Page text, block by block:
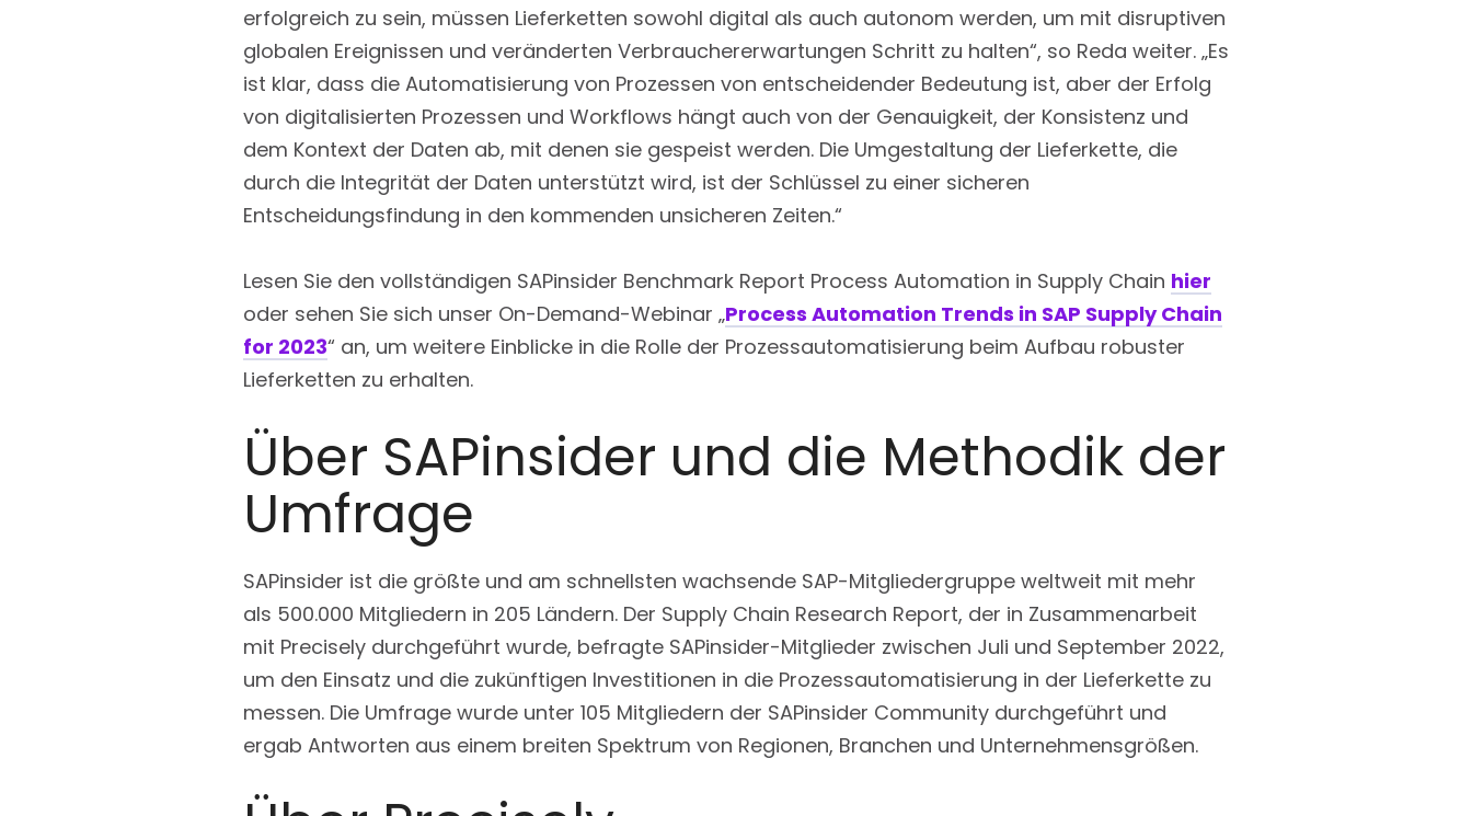
erfolgreich zu sein, müssen Lieferketten sowohl digital als auch autonom werden, um mit disruptiven
globalen Ereignissen und veränderten Verbrauchererwartungen Schritt zu halten“, so Reda weiter. „Es
ist klar, dass die Automatisierung von Prozessen von entscheidender Bedeutung ist, aber der Erfolg
von digitalisierten Prozessen und Workflows hängt auch von der Genauigkeit, der Konsistenz und
dem Kontext der Daten ab, mit denen sie gespeist werden. Die Umgestaltung der Lieferkette, die
durch die Integrität der Daten unterstützt wird, ist der Schlüssel zu einer sicheren
Entscheidungsfindung in den kommenden unsicheren Zeiten.“
Lesen Sie den vollständigen SAPinsider Benchmark Report Process Automation in Supply Chain hier
oder sehen Sie sich unser On-Demand-Webinar „Process Automation Trends in SAP Supply Chain
for 2023“ an, um weitere Einblicke in die Rolle der Prozessautomatisierung beim Aufbau robuster
Lieferketten zu erhalten.
Über SAPinsider und die Methodik der
Umfrage
SAPinsider ist die größte und am schnellsten wachsende SAP-Mitgliedergruppe weltweit mit mehr
als 500.000 Mitgliedern in 205 Ländern. Der Supply Chain Research Report, der in Zusammenarbeit
mit Precisely durchgeführt wurde, befragte SAPinsider-Mitglieder zwischen Juli und September 2022,
um den Einsatz und die zukünftigen Investitionen in die Prozessautomatisierung in der Lieferkette zu
messen. Die Umfrage wurde unter 105 Mitgliedern der SAPinsider Community durchgeführt und
ergab Antworten aus einem breiten Spektrum von Regionen, Branchen und Unternehmensgrößen.